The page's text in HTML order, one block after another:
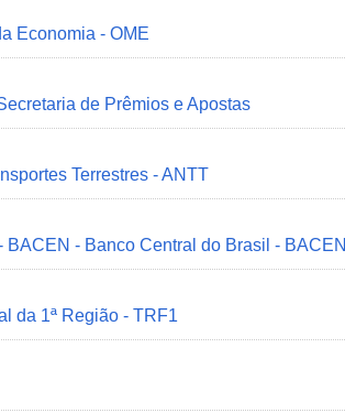
Economia - OME
de Prêmios e Apostas
Terrestres - ANTT
BACEN - Banco Central do Brasil - BACEN
da 1ª Região - TRF1